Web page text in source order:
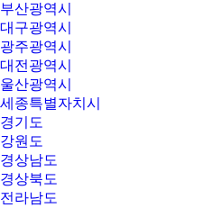
부산광역시
대구광역시
광주광역시
대전광역시
울산광역시
세종특별자치시
경기도
강원도
경상남도
경상북도
전라남도